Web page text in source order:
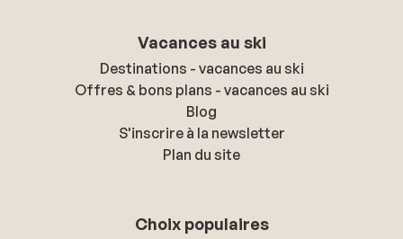
Vacances au ski
Destinations - vacances au ski
Offres & bons plans - vacances au ski
Blog
S'inscrire à la newsletter
Plan du site
Choix populaires